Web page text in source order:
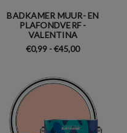
BADKAMER MUUR- EN
PLAFONDVERF -
VALENTINA
€0,99 - €45,00